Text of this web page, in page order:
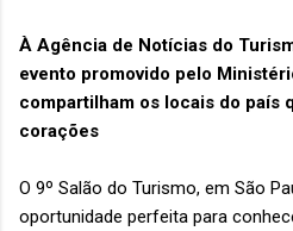
À Agência de Notícias do
evento promovido pelo
compartilham os locais do país
corações
O 9º Salão do Turismo, em São
oportunidade perfeita para